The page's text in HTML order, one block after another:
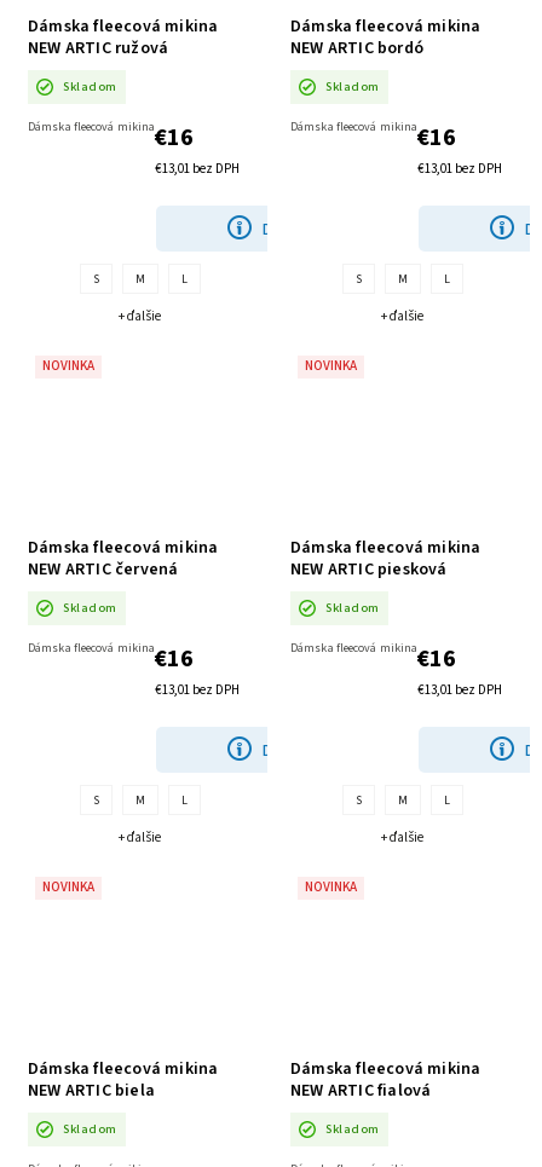
Dámska fleecová mikina
NEW ARTIC ružová
Skladom
€13,01 bez DPH
€16
DETAIL
Dámska fleecová mikina
S M L
+ ďalšie
Dámska fleecová mikina
NEW ARTIC bordó
Skladom
€13,01 bez DPH
€16
Dámska fleecová mikina
S M L
+ ďalšie
NOVINKA
Dámska fleecová mikina
NEW ARTIC červená
Skladom
€13,01 bez DPH
€16
DETAIL
Dámska fleecová mikina
S M L
+ ďalšie
NOVINKA
Dámska fleecová mikina
NEW ARTIC piesková
Skladom
€13,01 bez DPH
€16
Dámska fleecová mikina
S M L
+ ďalšie
NOVINKA
Dámska fleecová mikina
NEW ARTIC biela
Skladom
NOVINKA
Dámska fleecová mikina
NEW ARTIC fialová
Skladom